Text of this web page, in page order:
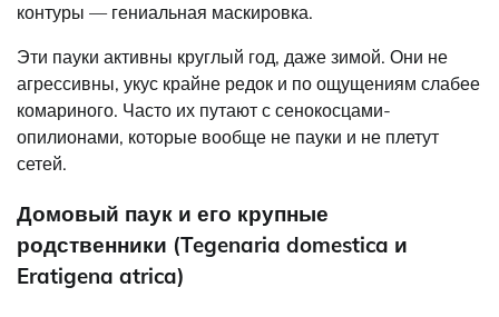
контуры — гениальная маскировка.
Эти пауки активны круглый год, даже зимой. Они не
агрессивны, укус крайне редок и по ощущениям слабее
комариного. Часто их путают с сенокосцами-
опилионами, которые вообще не пауки и не плетут
сетей.
Домовый паук и его крупные
родственники (Tegenaria domestica и
Eratigena atrica)